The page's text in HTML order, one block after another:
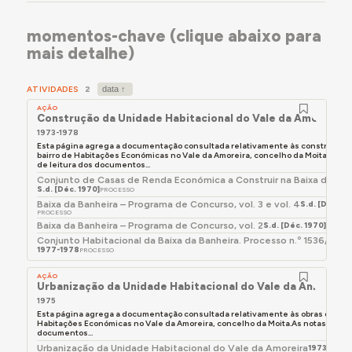
manutenção de um ritmo cadenciado na construção.
Apesar da tentativa de intervenção militar para
as apropriações paralelas aos processos formais de
atribuição, vindo a regularizar-se a permanência dos
habitantes que então ocuparam as casas.
A execução das infraestruturas, a cargo da Câmara
Municipal da Moita, recebeu comparticipação
financeira estatal em 1974. Os trabalhos de
terraplanagens, arruamentos e esgotos foram
adjudicados a Tomás de Oliveira, Empreitadas Lda., e
realizados entre 1975 e 1978. À data da conclusão, não
haviam sido realizados os arranjos dos espaços verdes
exteriores, embora tivesse sido apresentado um
estudo nesse sentido pelo arquiteto paisagista
Francisco Caldeira Cabral à câmara municipal. Só na
década de 80 se acometeram arranjos de jardinagem
à empresa Viveiros Falcão.
A Câmara Municipal da Moita pugnou, ainda durante a
momentos-chave (clique abaixo para
mais detalhe)
ATIVIDADES 2
AÇÃO
Construção da Unidade Habitacional do Vale da Amoreira
1973-1978
Esta página agrega a documentação consultada relativamente às construção
bairro de Habitações Económicas no Vale da Amoreira, concelho da Moita.As
de leitura dos documentos...
Conjunto de Casas de Renda Económica a Construir na Baixa da
S.d. [Déc. 1970]PROCESSO
Baixa da Banheira – Programa de Concurso, vol. 3 e vol. 4S.d. [Déc.
PROCESSO
Baixa da Banheira – Programa de Concurso, vol. 2S.d. [Déc. 1970]
Conjunto Habitacional da Baixa da Banheira. Processo n.º 1536/
1977-1978 PROCESSO
AÇÃO
Urbanização da Unidade Habitacional do Vale da Amoreira
1975
Esta página agrega a documentação consultada relativamente às obras de
Habitações Económicas no Vale da Amoreira, concelho da Moita.As notas de
documentos...
Urbanização da Unidade Habitacional do Vale da Amoreira1973-1976